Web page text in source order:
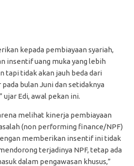
kepada pembiayaan syariah,
insentif uang muka yang lebih
tapi tidak akan jauh beda dari
bulan Juni dan setidaknya
Edi, awal pekan ini.
melihat kinerja pembiayaan
(non performing finance/NPF)
memberikan insentif ini tidak
terjadinya NPF, tetap ada
dalam pengawasan khusus,”